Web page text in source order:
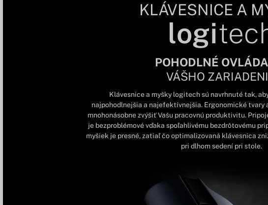
KLÁVESNICE A
logi
POHODLNÉ
VÁŠHO
Klávesnice a myšky logitech sú navrhnuté tak,
najpohodlnejšia a najefektívnejšia. Ergonomické tvary
mnohonásobne zvýšiť Vašu pracovnú produktivitu.
je bezproblémové vďaka spoľahlivému bezdrôtovému
myšiek je presné, zatiaľ čo optimalizovaná klávesnica
pri dlhom sedení pri stole.